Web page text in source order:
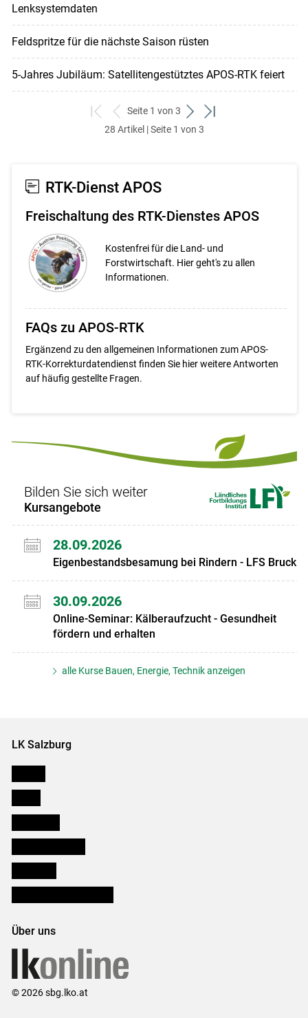
Lenksystemdaten
Feldspritze für die nächste Saison rüsten
5-Jahres Jubiläum: Satellitengestütztes APOS-RTK feiert
zum
ersten
zurück
zum
Seite 1 von 3
weiter
zum
zum
28 Artikel | Seite 1 von 3
RTK-Dienst APOS
Freischaltung des RTK-Dienstes APOS
Kostenfrei für die Land- und
Forstwirtschaft. Hier geht's zu allen
Informationen.
FAQs zu APOS-RTK
Ergänzend zu den allgemeinen Informationen zum APOS-
RTK-Korrekturdatendienst finden Sie hier weitere Antworten
auf häufig gestellte Fragen.
Bilden Sie sich weiter
Kursangebote
28.09.2026
Eigenbestandsbesamung bei Rindern - LFS Bruck
30.09.2026
Online-Seminar: Kälberaufzucht - Gesundheit
fördern und erhalten
alle Kurse Bauen, Energie, Technik anzeigen
LK Salzburg
Über uns
© 2026 sbg.lko.at